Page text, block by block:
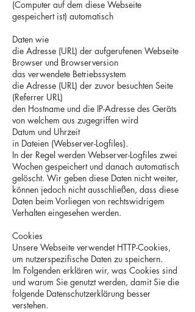
(Computer auf dem diese Webseite
gespeichert ist) automatisch
Daten wie
die Adresse (URL) der aufgerufenen Webseite
Browser und Browserversion
das verwendete Betriebssystem
die Adresse (URL) der zuvor besuchten Seite
(Referrer URL)
den Hostname und die IP-Adresse des Geräts
von welchem aus zugegriffen wird
Datum und Uhrzeit
in Dateien (Webserver-Logfiles).
In der Regel werden Webserver-Logfiles zwei
Wochen gespeichert und danach automatisch
gelöscht. Wir geben diese Daten nicht weiter,
können jedoch nicht ausschließen, dass diese
Daten beim Vorliegen von rechtswidrigem
Verhalten eingesehen werden.
Cookies
Unsere Webseite verwendet HTTP-Cookies,
um nutzerspezifische Daten zu speichern.
Im Folgenden erklären wir, was Cookies sind
und warum Sie genutzt werden, damit Sie die
folgende Datenschutzerklärung besser
verstehen.